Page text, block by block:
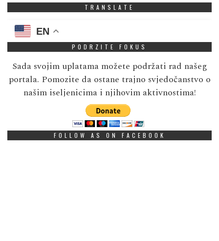
TRANSLATE
EN
PODRZITE FOKUS
Sada svojim uplatama možete podržati rad našeg
portala. Pomozite da ostane trajno svjedočanstvo o
našim iseljenicima i njihovim aktivnostima!
FOLLOW AS ON FACEBOOK